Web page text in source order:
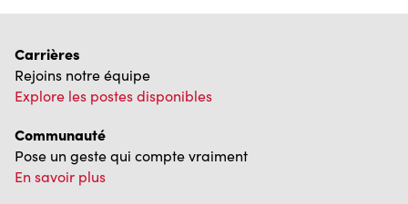
Carrières
Rejoins notre équipe
Explore les postes disponibles
Communauté
Pose un geste qui compte vraiment
En savoir plus